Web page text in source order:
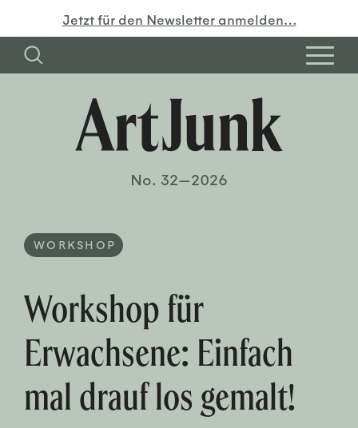
Jetzt für den Newsletter anmelden…
No. 32—2026
WORKSHOP
Workshop für
Erwachsene: Einfach
mal drauf los gemalt!